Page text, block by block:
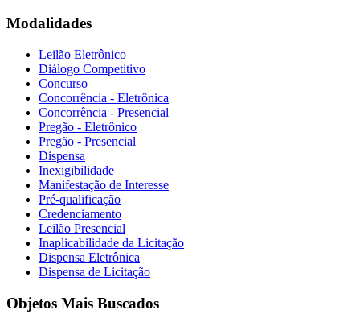
Modalidades
Leilão Eletrônico
Diálogo Competitivo
Concurso
Concorrência - Eletrônica
Concorrência - Presencial
Pregão - Eletrônico
Pregão - Presencial
Dispensa
Inexigibilidade
Manifestação de Interesse
Pré-qualificação
Credenciamento
Leilão Presencial
Inaplicabilidade da Licitação
Dispensa Eletrônica
Dispensa de Licitação
Objetos Mais Buscados